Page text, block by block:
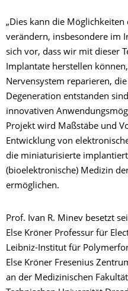
„Dies kann die
verändern, insbesondere im
sich vor, dass wir mit dieser
Implantate herstellen
Nervensystem reparieren,
Degeneration entstanden
innovativen
Projekt wird Maßstäbe und
Entwicklung von
die miniaturisierte
(bioelektronische) Medizin
ermöglichen.
Prof. Ivan R. Minev besetzt
Else Kröner Professur für
Leibniz-Institut für
Else Kröner Fresenius
an der Medizinischen